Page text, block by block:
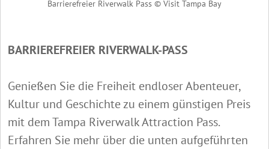
Barrierefreier Riverwalk Pass © Visit Tampa Bay
BARRIEREFREIER RIVERWALK-PASS
Genießen Sie die Freiheit endloser Abenteuer,
Kultur und Geschichte zu einem günstigen Preis
mit dem Tampa Riverwalk Attraction Pass.
Erfahren Sie mehr über die unten aufgeführten